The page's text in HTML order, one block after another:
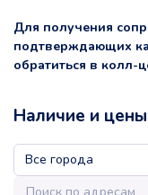
Для получения
подтверждающих
обратиться в колл-
Наличие и цены